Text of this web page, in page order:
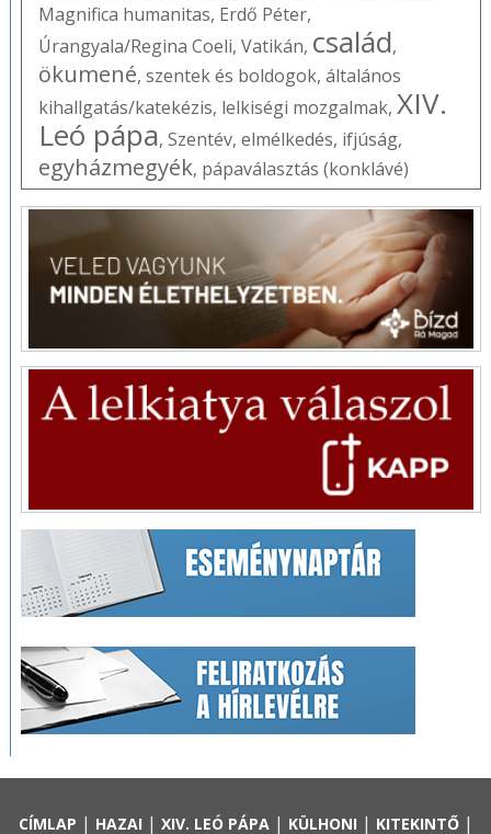
Magnifica humanitas, Erdő Péter,
Úrangyala/Regina Coeli, Vatikán, család,
ökumené, szentek és boldogok, általános
kihallgatás/katekézis, lelkiségi mozgalmak, XIV.
Leó pápa, Szentév, elmélkedés, ifjúság,
egyházmegyék, pápaválasztás (konklávé)
CÍMLAP | HAZAI | XIV. LEÓ PÁPA| KÜLHONI | KITEKINTŐ|